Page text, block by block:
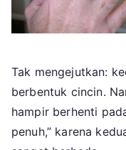
Tak mengejutkan:
berbentuk cincin.
hampir berhenti
penuh,” karena